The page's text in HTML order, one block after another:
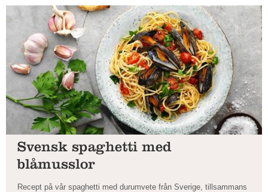
Svensk spaghetti med
blåmusslor
Recept på vår spaghetti med durumvete från Sverige, tillsammans